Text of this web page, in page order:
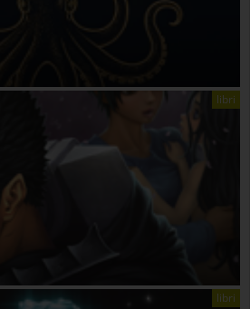
libri
libri